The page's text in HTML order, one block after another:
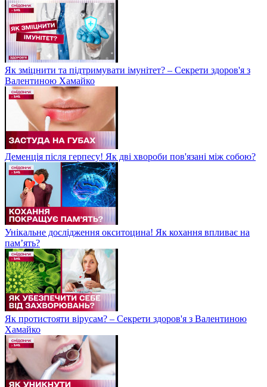
Як зміцнити та підтримувати імунітет? – Секрети здоров'я з
Валентиною Хамайко
Деменція після герпесу! Як дві хвороби пов'язані між собою?
Унікальне дослідження окситоцина! Як кохання впливає на
пам’ять?
Як протистояти вірусам? – Секрети здоров'я з Валентиною
Хамайко